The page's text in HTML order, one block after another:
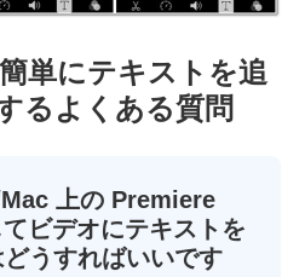
単にテキストを追
るよくある質問
上の Premiere
ビデオにテキストを
うすればいいです